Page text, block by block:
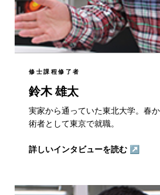
修士課程修了者
鈴木 雄太
実家から通っていた東北大学。春
術者として東京で就職。
詳しいインタビューを読む ↗